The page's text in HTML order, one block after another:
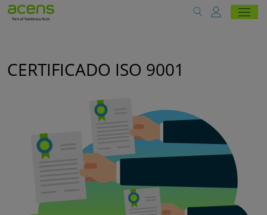
CERTIFICADO ISO 9001